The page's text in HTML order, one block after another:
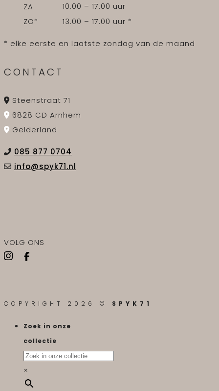
ZA
10.00 – 17.00 uur
ZO*
13.00 – 17.00 uur *
* elke eerste en laatste zondag van de maand
CONTACT
Steenstraat 71
6828 CD Arnhem
Gelderland
085 877 0704
info@spyk71.nl
VOLG ONS
COPYRIGHT 2026 © SPYK71
Zoek in onze
collectie
×